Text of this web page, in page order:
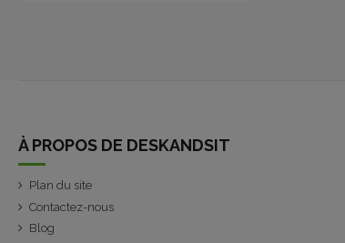
À PROPOS DE DESKANDSIT
Plan du site
Contactez-nous
Blog